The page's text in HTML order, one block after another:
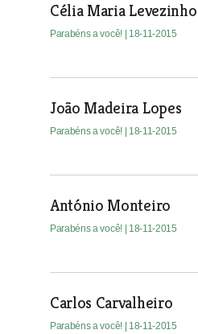
Célia Maria
Parabéns a você! | 18-11-2015
João Madeira Lopes
Parabéns a você! | 18-11-2015
António Monteiro
Parabéns a você! | 18-11-2015
Carlos Carvalheiro
Parabéns a você! | 18-11-2015